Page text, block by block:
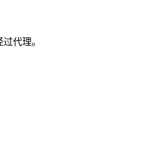
代理。